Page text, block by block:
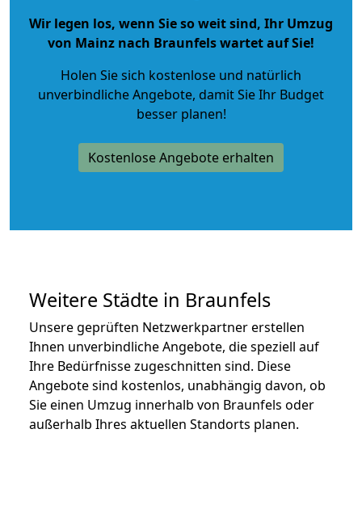
Wir legen los, wenn Sie so weit sind, Ihr Umzug
von Mainz nach Braunfels wartet auf Sie!
Holen Sie sich kostenlose und natürlich
unverbindliche Angebote, damit Sie Ihr Budget
besser planen!
Kostenlose Angebote erhalten
Weitere Städte in Braunfels
Unsere geprüften Netzwerkpartner erstellen
Ihnen unverbindliche Angebote, die speziell auf
Ihre Bedürfnisse zugeschnitten sind. Diese
Angebote sind kostenlos, unabhängig davon, ob
Sie einen Umzug innerhalb von Braunfels oder
außerhalb Ihres aktuellen Standorts planen.